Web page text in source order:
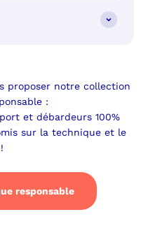
proposer notre collection
:
et débardeurs 100%
sur la technique et le
responsable